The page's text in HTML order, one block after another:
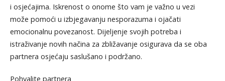
i osjećajima. Iskrenost o onome što vam je važno u vezi
može pomoći u izbjegavanju nesporazuma i ojačati
emocionalnu povezanost. Dijeljenje svojih potreba i
istraživanje novih načina za zbližavanje osigurava da se oba
partnera osjećaju saslušano i podržano.
Pohvalite partnera